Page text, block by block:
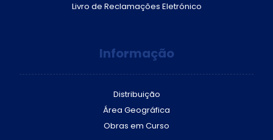
Livro de Reclamações Eletrónico
Informação
Distribuição
Área Geográfica
Obras em Curso